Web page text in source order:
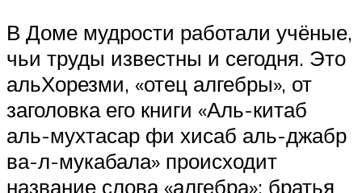
В Доме мудрости работали учёные,
чьи труды известны и сегодня. Это
альХорезми, «отец алгебры», от
заголовка его книги «Аль-китаб
аль-мухтасар фи хисаб аль-джабр
ва-л-мукабала» происходит
название слова «алгебра»; братья